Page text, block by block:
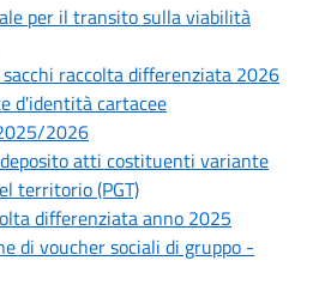
per il transito sulla viabilità
raccolta differenziata 2026
d'identità cartacee
2026
atti costituenti variante
territorio (PGT)
differenziata anno 2025
di voucher sociali di gruppo -